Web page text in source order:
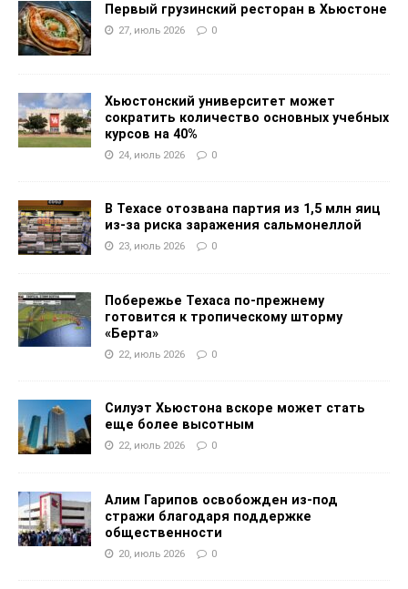
Первый грузинский ресторан в Хьюстоне
27, июль 2026 0
Хьюстонский университет может
сократить количество основных учебных
курсов на 40%
24, июль 2026 0
В Техасе отозвана партия из 1,5 млн яиц
из-за риска заражения сальмонеллой
23, июль 2026 0
Побережье Техаса по-прежнему
готовится к тропическому шторму
«Берта»
22, июль 2026 0
Силуэт Хьюстона вскоре может стать
еще более высотным
22, июль 2026 0
Алим Гарипов освобожден из-под
стражи благодаря поддержке
общественности
20, июль 2026 0